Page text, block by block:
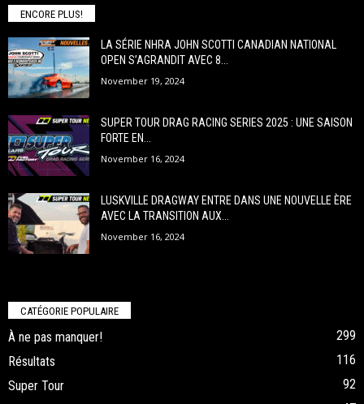
ENCORE PLUS!
LA SÉRIE NHRA JOHN SCOTTI CANADIAN NATIONAL
OPEN S’AGRANDIT AVEC 8...
November 19, 2024
SUPER TOUR DRAG RACING SERIES 2025 : UNE SAISON
FORTE EN...
November 16, 2024
LUSKVILLE DRAGWAY ENTRE DANS UNE NOUVELLE ÈRE
AVEC LA TRANSITION AUX...
November 16, 2024
CATÉGORIE POPULAIRE
À ne pas manquer!
299
Résultats
116
Super Tour
92